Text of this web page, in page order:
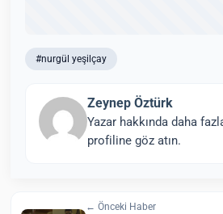
#nurgül yeşilçay
Zeynep Öztürk
Yazar hakkında daha
profiline göz atın.
← Önceki Haber